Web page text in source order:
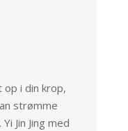
op i din krop,
strømme
Jin Jing med